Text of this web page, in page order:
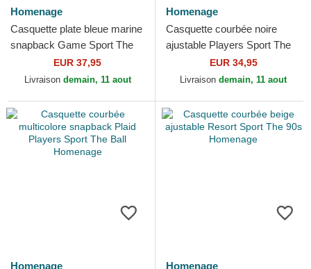
Homenage
Casquette plate bleue marine
snapback Game Sport The
Snap Homenage
EUR 37,95
Livraison demain, 11 aout
Homenage
Casquette courbée noire
ajustable Players Sport The
Ball Homenage
EUR 34,95
Livraison demain, 11 aout
Homenage Homenage